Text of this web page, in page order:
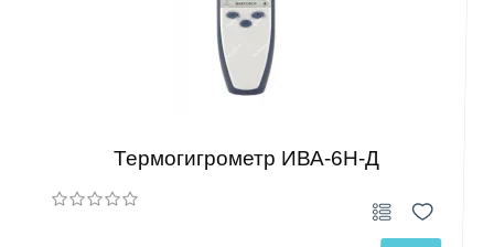
Термогигрометр ИВА-6Н-Д